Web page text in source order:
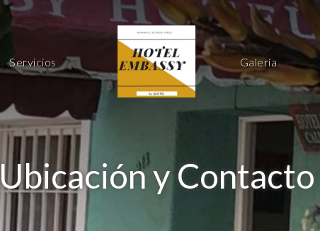
Servicios Galería
Ubicación y Contacto